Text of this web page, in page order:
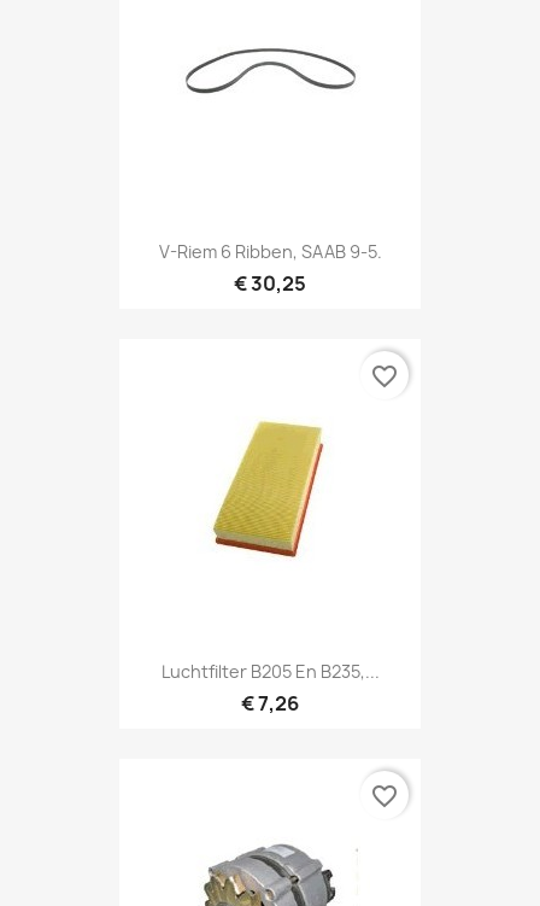
V-Riem 6 Ribben, SAAB 9-5.
€ 30,25
Luchtfilter B205 En B235,...
€ 7,26
favorite_border
favorite_border